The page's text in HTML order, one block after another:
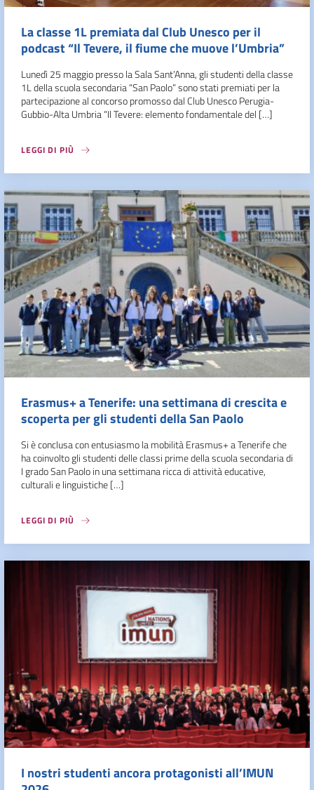
La classe 1L premiata dal Club Unesco per il
podcast “Il Tevere, il fiume che muove l’Umbria”
Lunedì 25 maggio presso la Sala Sant’Anna, gli studenti della classe
1L della scuola secondaria “San Paolo” sono stati premiati per la
partecipazione al concorso promosso dal Club Unesco Perugia-
Gubbio-Alta Umbria “Il Tevere: elemento fondamentale del […]
LEGGI DI PIÙ
Erasmus+ a Tenerife: una settimana di crescita e
scoperta per gli studenti della San Paolo
Si è conclusa con entusiasmo la mobilità Erasmus+ a Tenerife che
ha coinvolto gli studenti delle classi prime della scuola secondaria di
I grado San Paolo in una settimana ricca di attività educative,
culturali e linguistiche […]
LEGGI DI PIÙ
I nostri studenti ancora protagonisti all’IMUN